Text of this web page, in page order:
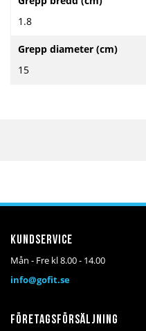
1.8
Grepp diameter (cm)
15
Kundservice
Mån - Fre kl 8.00 - 14.00
info@gofit.se
Företagsförsäljning